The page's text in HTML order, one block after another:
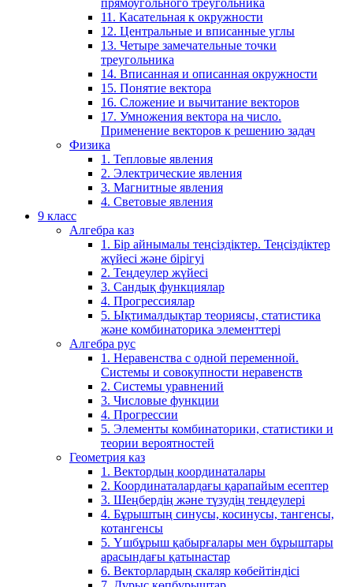
11. Касательная к окружности
12. Центральные и вписанные углы
13. Четыре замечательные точки
треугольника
14. Вписанная и описанная окружности
15. Понятие вектора
16. Сложение и вычитание векторов
17. Умножения вектора на число.
Применение векторов к решению задач
Физика
1. Тепловые явления
2. Электрические явления
3. Магнитные явления
4. Световые явления
9 класс
Алгебра каз
1. Бір айнымалы теңсіздіктер. Теңсіздіктер
жүйесі және бірігуі
2. Теңдеулер жүйесі
3. Сандық функциялар
4. Прогрессиялар
5. Ықтималдықтар теориясы, статистика
және комбинаторика элементтері
Алгебра рус
1. Неравенства с одной переменной.
Системы и совокупности неравенств
2. Системы уравнений
3. Числовые функции
4. Прогрессии
5. Элементы комбинаторики, статистики и
теории вероятностей
Геометрия каз
1. Вектордың координаталары
2. Координаталардағы қарапайым есептер
3. Шеңбердің және түзудің теңдеулері
4. Бұрыштың синусы, косинусы, тангенсы,
котангенсы
5. Үшбұрыш қабырғалары мен бұрыштары
арасындағы қатынастар
6. Векторлардың скаляр көбейтіндісі